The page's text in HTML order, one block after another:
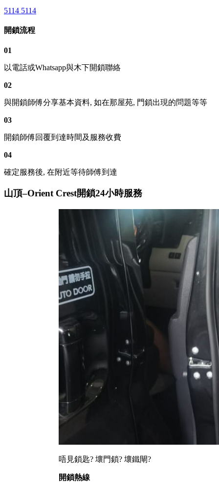
5114 5114
開鎖流程
01
以電話或Whatsapp與木下開鎖聯絡
02
與開鎖師傅分享基本資料, 如在那屋苑, 門鎖出現的問題等等
03
開鎖師傅回覆到達時間及服務收費
04
確定服務後, 在附近等待師傅到達
山頂–Orient Crest開鎖24小時服務
唔見鎖匙? 壞門鎖? 壞鐵閘?
開鎖熱線